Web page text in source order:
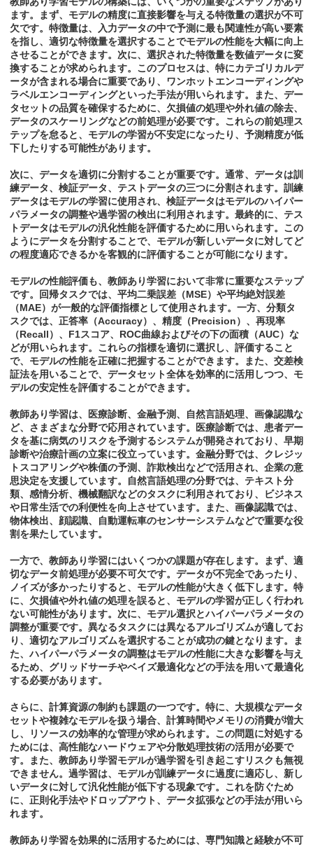
ます。まず、モデルの精度に直接影響を与える特徴量の選択が不可
欠です。特徴量は、入力データの中で予測に最も関連性が高い要素
を指し、適切な特徴量を選択することでモデルの性能を大幅に向上
させることができます。次に、選択された特徴量を数値データに変
換することが求められます。このプロセスは、特にカテゴリカルデ
ータが含まれる場合に重要であり、ワンホットエンコーディングや
ラベルエンコーディングといった手法が用いられます。また、デー
タセットの品質を確保するために、欠損値の処理や外れ値の除去、
データのスケーリングなどの前処理が必要です。これらの前処理ス
テップを怠ると、モデルの学習が不安定になったり、予測精度が低
下したりする可能性があります。
次に、データを適切に分割することが重要です。通常、データは訓
練データ、検証データ、テストデータの三つに分割されます。訓練
データはモデルの学習に使用され、検証データはモデルのハイパー
パラメータの調整や過学習の検出に利用されます。最終的に、テス
トデータはモデルの汎化性能を評価するために用いられます。この
ようにデータを分割することで、モデルが新しいデータに対してど
の程度適応できるかを客観的に評価することが可能になります。
モデルの性能評価も、教師あり学習において非常に重要なステップ
です。回帰タスクでは、平均二乗誤差（MSE）や平均絶対誤差
（MAE）が一般的な評価指標として使用されます。一方、分類タ
スクでは、正答率（Accuracy）、精度（Precision）、再現率
（Recall）、F1スコア、ROC曲線およびその下の面積（AUC）な
どが用いられます。これらの指標を適切に選択し、評価すること
で、モデルの性能を正確に把握することができます。また、交差検
証法を用いることで、データセット全体を効率的に活用しつつ、モ
デルの安定性を評価することができます。
教師あり学習は、医療診断、金融予測、自然言語処理、画像認識な
ど、さまざまな分野で応用されています。医療診断では、患者デー
タを基に病気のリスクを予測するシステムが開発されており、早期
診断や治療計画の立案に役立っています。金融分野では、クレジッ
トスコアリングや株価の予測、詐欺検出などで活用され、企業の意
思決定を支援しています。自然言語処理の分野では、テキスト分
類、感情分析、機械翻訳などのタスクに利用されており、ビジネス
や日常生活での利便性を向上させています。また、画像認識では、
物体検出、顔認識、自動運転車のセンサーシステムなどで重要な役
割を果たしています。
一方で、教師あり学習にはいくつかの課題が存在します。まず、適
切なデータ前処理が必要不可欠です。データが不完全であったり、
ノイズが多かったりすると、モデルの性能が大きく低下します。特
に、欠損値や外れ値の処理を誤ると、モデルの学習が正しく行われ
ない可能性があります。次に、モデル選択とハイパーパラメータの
調整が重要です。異なるタスクには異なるアルゴリズムが適してお
り、適切なアルゴリズムを選択することが成功の鍵となります。ま
た、ハイパーパラメータの調整はモデルの性能に大きな影響を与え
るため、グリッドサーチやベイズ最適化などの手法を用いて最適化
する必要があります。
さらに、計算資源の制約も課題の一つです。特に、大規模なデータ
セットや複雑なモデルを扱う場合、計算時間やメモリの消費が増大
し、リソースの効率的な管理が求められます。この問題に対処する
ためには、高性能なハードウェアや分散処理技術の活用が必要で
す。また、教師あり学習モデルが過学習を引き起こすリスクも無視
できません。過学習は、モデルが訓練データに過度に適応し、新し
いデータに対して汎化性能が低下する現象です。これを防ぐため
に、正則化手法やドロップアウト、データ拡張などの手法が用いら
れます。
教師あり学習を効果的に活用するためには、専門知識と経験が不可